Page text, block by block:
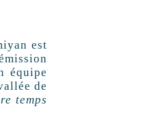
est
équipe
de
temps